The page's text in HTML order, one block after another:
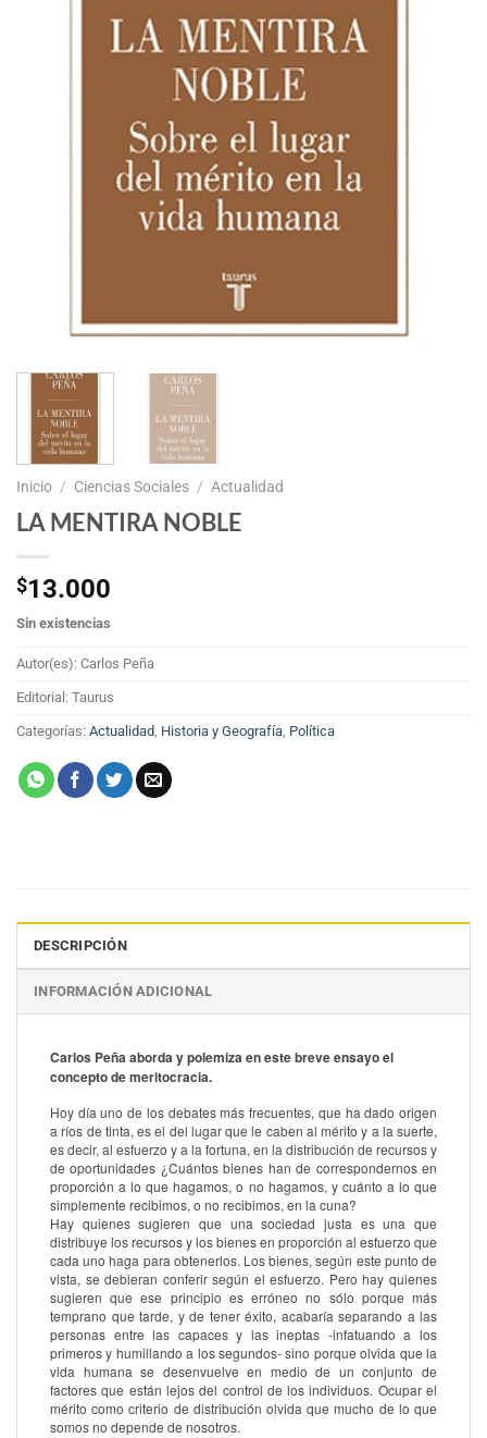
Inicio / Ciencias Sociales / Actualidad
LA MENTIRA NOBLE
$13.000
Sin existencias
Autor(es): Carlos Peña
Editorial: Taurus
Categorías: Actualidad, Historia y Geografía, Política
DESCRIPCIÓN
INFORMACIÓN ADICIONAL
Carlos Peña aborda y polemiza en este breve ensayo el
concepto de meritocracia.
Hoy día uno de los debates más frecuentes, que ha dado origen
a ríos de tinta, es el del lugar que le caben al mérito y a la suerte,
es decir, al esfuerzo y a la fortuna, en la distribución de recursos y
de oportunidades ¿Cuántos bienes han de correspondernos en
proporción a lo que hagamos, o no hagamos, y cuánto a lo que
simplemente recibimos, o no recibimos, en la cuna?
Hay quienes sugieren que una sociedad justa es una que
distribuye los recursos y los bienes en proporción al esfuerzo que
cada uno haga para obtenerlos. Los bienes, según este punto de
vista, se debieran conferir según el esfuerzo. Pero hay quienes
sugieren que ese principio es erróneo no sólo porque más
temprano que tarde, y de tener éxito, acabaría separando a las
personas entre las capaces y las ineptas -infatuando a los
primeros y humillando a los segundos- sino porque olvida que la
vida humana se desenvuelve en medio de un conjunto de
factores que están lejos del control de los individuos. Ocupar el
mérito como criterio de distribución olvida que mucho de lo que
somos no depende de nosotros.